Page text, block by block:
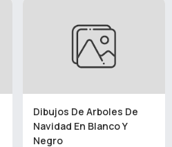
Dibujos De Arboles De
Navidad En Blanco Y
Negro